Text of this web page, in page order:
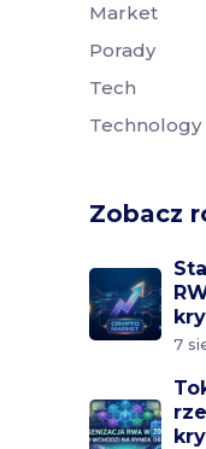
Market
Porady
Tech
Technology
Zobacz
7